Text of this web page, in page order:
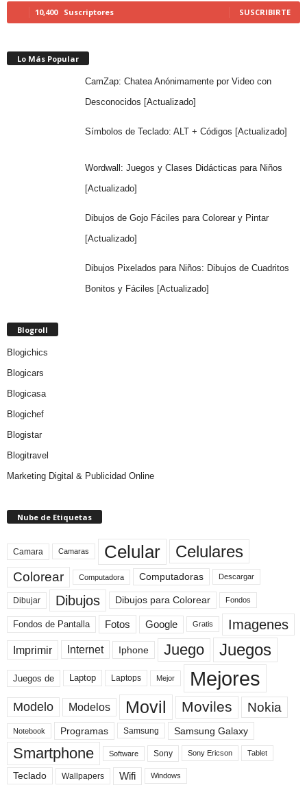
10,400 Suscriptores SUSCRIBIRTE
Lo Más Popular
CamZap: Chatea Anónimamente por Video con
Desconocidos [Actualizado]
Símbolos de Teclado: ALT + Códigos [Actualizado]
Wordwall: Juegos y Clases Didácticas para Niños
[Actualizado]
Dibujos de Gojo Fáciles para Colorear y Pintar
[Actualizado]
Dibujos Pixelados para Niños: Dibujos de Cuadritos
Bonitos y Fáciles [Actualizado]
Blogroll
Blogichics
Blogicars
Blogicasa
Blogichef
Blogistar
Blogitravel
Marketing Digital & Publicidad Online
Nube de Etiquetas
Camara Camaras Celular Celulares
Colorear Computadora Computadoras Descargar
Dibujar Dibujos Dibujos para Colorear Fondos
Fondos de Pantalla Fotos Google Gratis Imagenes
Imprimir Internet Iphone Juego Juegos
Juegos de Laptop Laptops Mejor Mejores
Modelo Modelos Movil Moviles Nokia
Notebook Programas Samsung Samsung Galaxy
Smartphone Software Sony Sony Ericson Tablet
Teclado Wallpapers Wifi Windows